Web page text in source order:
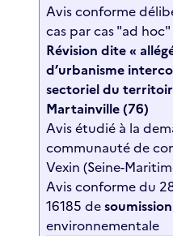
Avis conforme
cas par cas "ad hoc"
Révision dite «
d’urbanisme
sectoriel du
Martainville (76)
Avis étudié à la
communauté de
Vexin (Seine-
Avis conforme du
16185 desoumission
environnementale